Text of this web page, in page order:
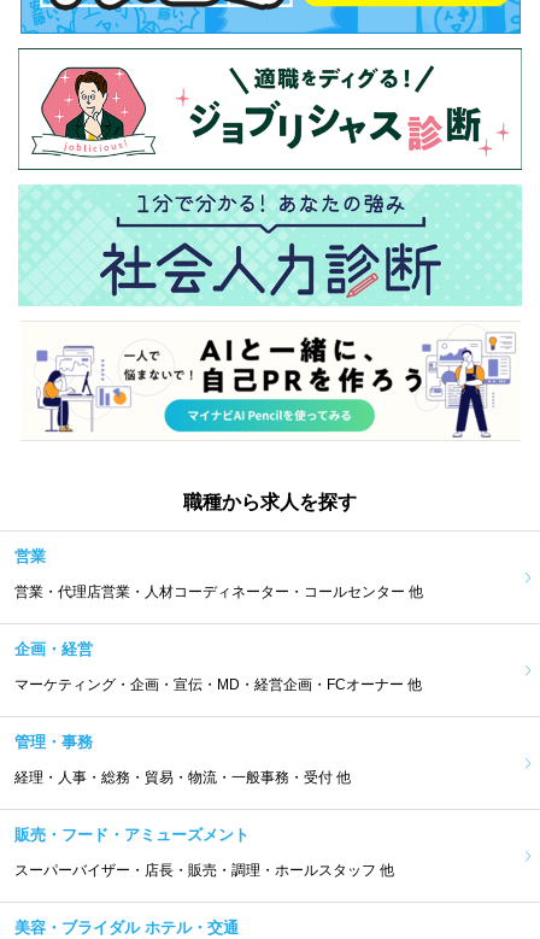
職種から求人を探す
営業
営業・代理店営業・人材コーディネーター・コールセンター 他
企画・経営
マーケティング・企画・宣伝・MD・経営企画・FCオーナー 他
管理・事務
経理・人事・総務・貿易・物流・一般事務・受付 他
販売・フード・アミューズメント
スーパーバイザー・店長・販売・調理・ホールスタッフ 他
美容・ブライダル ホテル・交通